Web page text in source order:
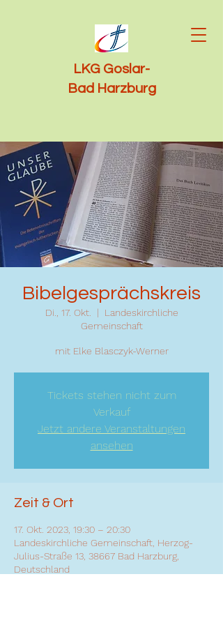
LKG Goslar-
Bad Harzburg
Bibelgesprächskreis
Di., 17. Okt.
  |
Landeskirchliche
Gemeinschaft
mit Elke Blasczyk-Werner
Tickets stehen nicht zum
Verkauf
Jetzt andere Veranstaltungen
ansehen
Zeit & Ort
17. Okt. 2023, 19:30 – 20:30
Landeskirchliche Gemeinschaft, Herzog-
Julius-Straße 13, 38667 Bad Harzburg,
Deutschland